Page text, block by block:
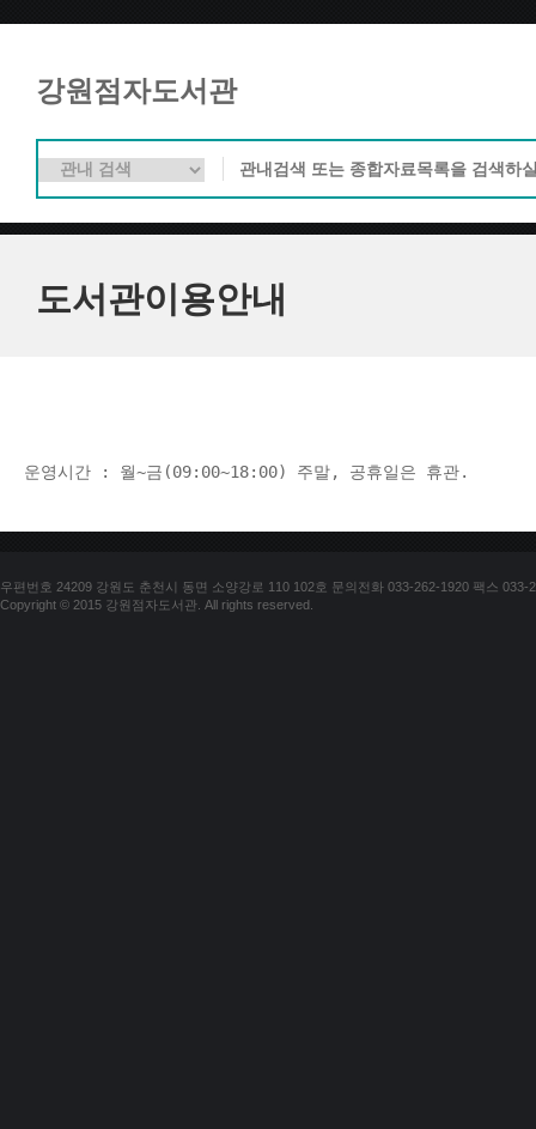
강원점자도서관
도서관이용안내
운영시간 : 월~금(09:00~18:00) 주말, 공휴일은 휴관.
우편번호 24209 강원도 춘천시 동면 소양강로 110 102호 문의전화 033-262-1920 팩스 033-
Copyright © 2015 강원점자도서관. All rights reserved.